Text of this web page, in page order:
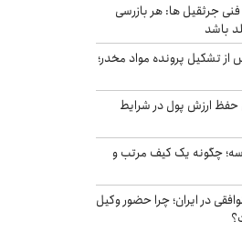
جرثقیل ها: هر بازرسی
باشد
از تشکیل پرونده مواد مخدر؛
ارزش پول در شرایط
چگونه یک کیف مرتب و
در ایران؛ چرا حضور وکیل